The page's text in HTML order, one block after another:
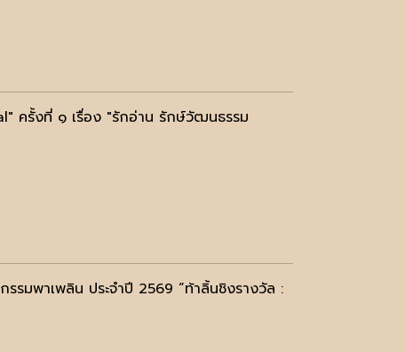
ครั้งที่ ๑ เรื่อง "รักอ่าน รักษ์วัฒนธรรม
รมพาเพลิน ประจำปี 2569 “ท้าลิ้นชิงรางวัล :